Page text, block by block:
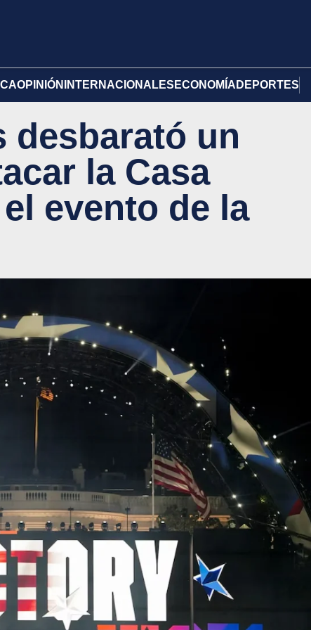
OPINIÓN INTERNACIONALES ECONOMÍA DEPORTES
desbarató un
la Casa
evento de la